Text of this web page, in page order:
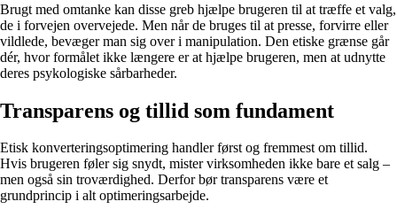
Brugt med omtanke kan disse greb hjælpe brugeren til at træffe et valg,
de i forvejen overvejede. Men når de bruges til at presse, forvirre eller
vildlede, bevæger man sig over i manipulation. Den etiske grænse går
dér, hvor formålet ikke længere er at hjælpe brugeren, men at udnytte
deres psykologiske sårbarheder.
Transparens og tillid som fundament
Etisk konverteringsoptimering handler først og fremmest om tillid.
Hvis brugeren føler sig snydt, mister virksomheden ikke bare et salg –
men også sin troværdighed. Derfor bør transparens være et
grundprincip i alt optimeringsarbejde.